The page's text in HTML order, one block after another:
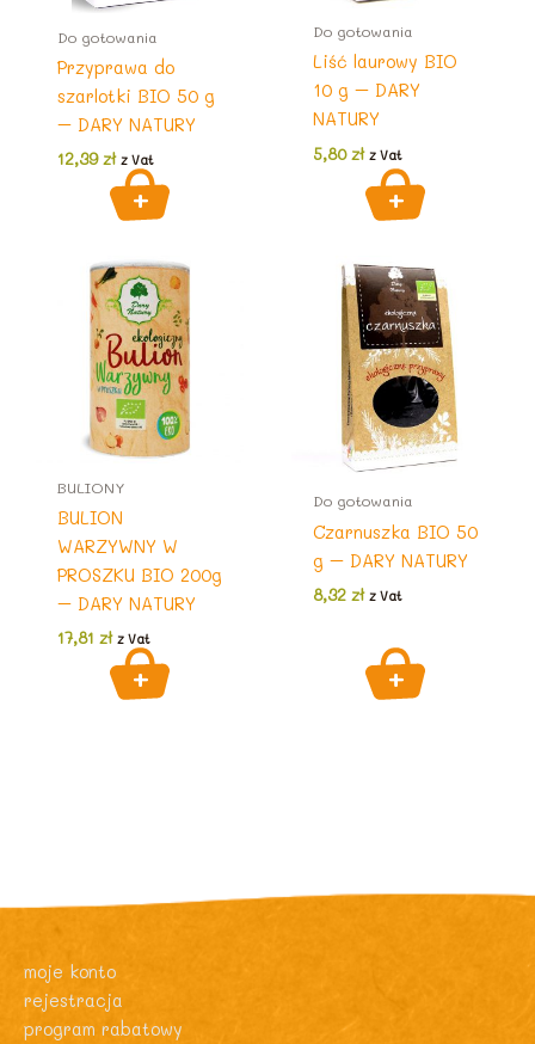
Do gotowania
Przyprawa do
szarlotki BIO 50 g
– DARY NATURY
12,39zł z Vat
Do gotowania
Liść laurowy BIO
10 g – DARY
NATURY
5,80zł z Vat
BULIONY
BULION
WARZYWNY W
PROSZKU BIO 200g
– DARY NATURY
17,81 zł z Vat
Do gotowania
Czarnuszka BIO 50
g – DARY NATURY
8,32 zł z Vat
moje konto
rejestracja
program rabatowy